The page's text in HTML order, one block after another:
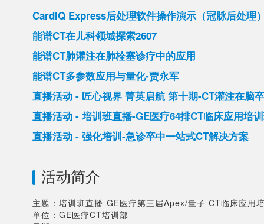
CardIQ Express后处理软件操作演示（冠脉后处理
能谱CT在儿科领域探索2607
能谱CT肺灌注在肺栓塞诊疗中的应用
能谱CT多参数应用与量化-贾永军
直播活动 - 匠心视界 菁英启航 第十期-CT灌注在脑
直播活动 - 培训班直播-GE医疗64排CT临床应用培
直播活动 - 强化培训-急诊卒中一站式CT解决方案
活动简介
主题：培训班直播-GE医疗第三届Apex/量子 CT临床应用
单位：GE医疗CT培训部